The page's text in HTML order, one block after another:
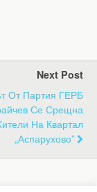
Next Post
От Партия ГЕРБ
Се Срещна
На Квартал
„Аспарухово”